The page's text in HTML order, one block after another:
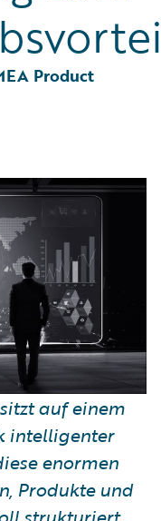
Product
auf einem
intelligenter
enormen
Produkte und